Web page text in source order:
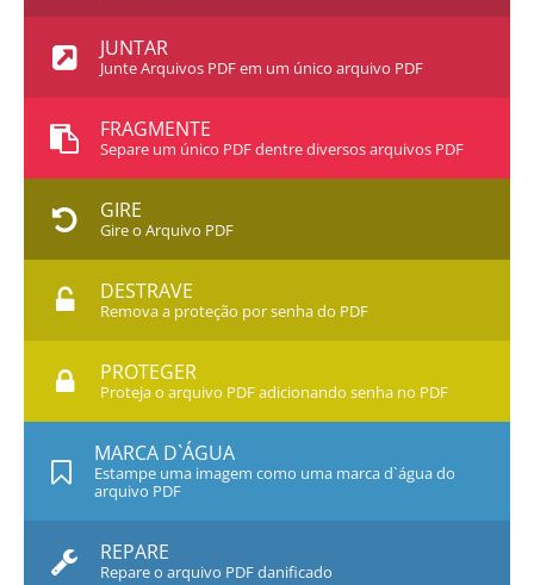
JUNTAR
Junte Arquivos PDF em um único arquivo PDF
FRAGMENTE
Separe um único PDF dentre diversos arquivos PDF
GIRE
Gire o Arquivo PDF
DESTRAVE
Remova a proteção por senha do PDF
PROTEGER
Proteja o arquivo PDF adicionando senha no PDF
MARCA D`ÁGUA
Estampe uma imagem como uma marca d`água do
arquivo PDF
REPARE
Repare o arquivo PDF danificado